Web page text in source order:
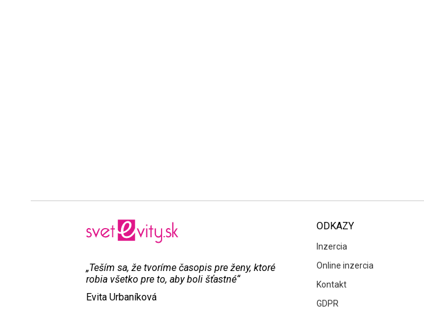
„Teším sa, že tvoríme časopis pre ženy, ktoré
robia všetko pre to, aby boli šťastné“
Evita Urbaníková
ODKAZY
Inzercia
Online inzercia
Kontakt
GDPR